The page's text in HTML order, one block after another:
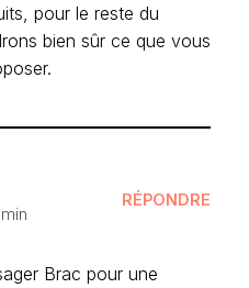
pour le reste du
bien sûr ce que vous
RÉPONDRE
Brac pour une